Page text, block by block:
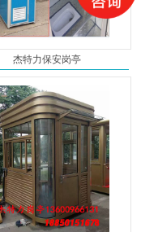
杰特力保安岗亭